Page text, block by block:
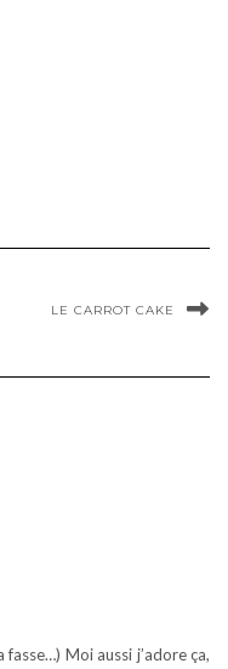
LE CARROT CAKE
Moi aussi j’adore ça,